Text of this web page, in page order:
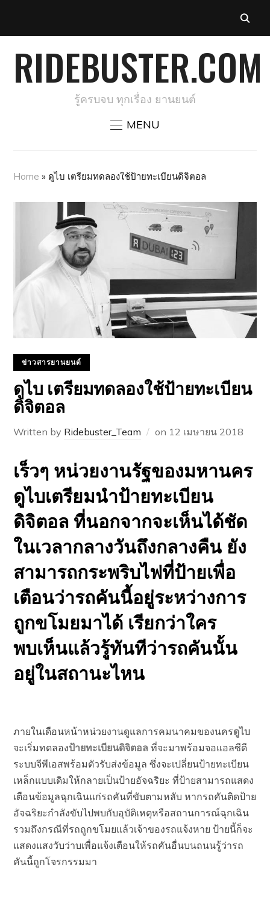
RIDEBUSTER.COM
รู้ครบจบ ทุกเรื่อง ยานยนต์
MENU
Home » ดูไบ เตรียมทดลองใช้ป้ายทะเบียนดิจิตอล
ข่าวสารยานยนต์
ดูไบ เตรียมทดลองใช้ป้ายทะเบียน
ดิจิตอล
Written by Ridebuster_Team on 12 เมษายน 2018
เร็วๆ หน่วยงานรัฐของมหานคร
ดูไบเตรียมนำป้ายทะเบียน
ดิจิตอล ที่นอกจากจะเห็นได้ชัด
ในเวลากลางวันถึงกลางคืน ยัง
สามารถกระพริบไฟที่ป้ายเพื่อ
เตือนว่ารถคันนี้อยู่ระหว่างการ
ถูกขโมยมาได้ เรียกว่าใคร
พบเห็นแล้วรู้ทันทีว่ารถคันนั้น
อยู่ในสถานะไหน
ภายในเดือนหน้าหน่วยงานดูแลการคมนาคมของนครดูไบ
จะเริ่มทดลองป้ายทะเบียนดิจิตอล ที่จะมาพร้อมจอแอลซีดี
ระบบจีพีเอสพร้อมตัวรับส่งข้อมูล ซึ่งจะเปลี่ยนป้ายทะเบียน
เหล็กแบบเดิมให้กลายเป็นป้ายอัจฉริยะ ที่ป้ายสามารถแสดง
เตือนข้อมูลฉุกเฉินแก่รถคันที่ขับตามหลับ หากรถคันติดป้าย
อัจฉริยะกำลังขับไปพบกับอุบัติเหตุหรือสถานการณ์ฉุกเฉิน
รวมถึงกรณีที่รถถูกขโมยแล้วเจ้าของรถแจ้งหาย ป้ายนี้ก็จะ
แสดงแสงวับว่าบเพื่อแจ้งเตือนให้รถคันอื่นบนถนนรู้ว่ารถ
คันนี้ถูกโจรกรรมมา